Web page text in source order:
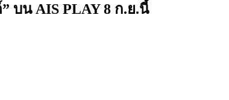
บน AIS PLAY 8 ก.ย.นี้